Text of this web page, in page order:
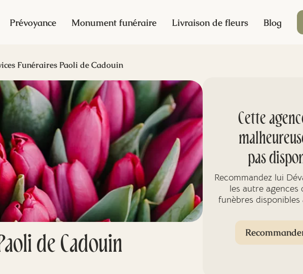
Prévoyance Monument funéraire Livraison de fleurs Blog
de Cadouin
Funéraires Paoli de Cadouin
Cette
pas
Recommandez lui
les autre agences
funèbres disponibles